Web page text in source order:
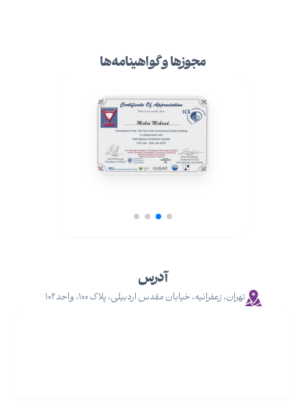
آدرس
تهران، زعفرانیه، خیابان مقدس اردبیلی، پلاک ۱۰۰، واحد ۱۰۲
مجوزها و گواهینامه‌ها